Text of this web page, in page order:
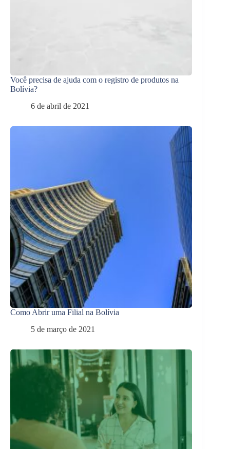
Você precisa de ajuda com o registro de produtos na
Bolívia?
6 de abril de 2021
Como Abrir uma Filial na Bolívia
5 de março de 2021